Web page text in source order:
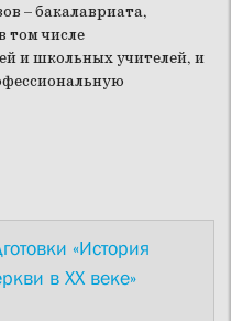
– бакалавриата,
том числе
и школьных учителей, и
«История
в XX веке»